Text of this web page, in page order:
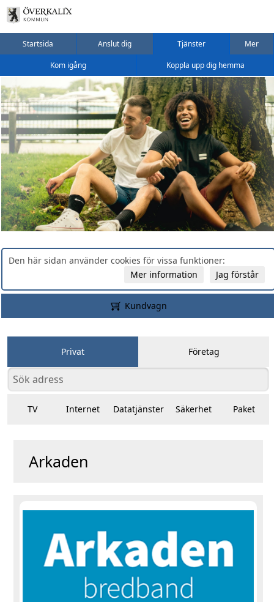
Startsida Anslut dig Tjänster Mer
Kom igång Koppla upp dig hemma
Den här sidan använder cookies för vissa funktioner:
Jag förstår
Mer information
Kundvagn
Privat Företag
TV Internet Datatjänster Säkerhet Paket
Arkaden